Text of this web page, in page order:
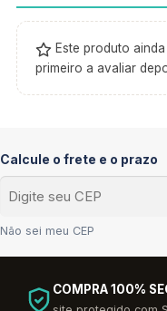
Este produto
primeiro a avaliar
Calcule o frete e o prazo
Não sei meu CEP
COMPRA 100%